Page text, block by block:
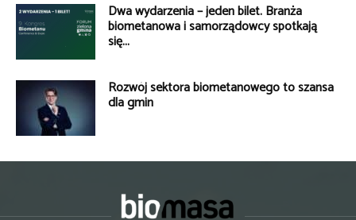
Dwa wydarzenia – jeden bilet. Branża
biometanowa i samorządowcy spotkają
się...
Rozwój sektora biometanowego to szansa
dla gmin